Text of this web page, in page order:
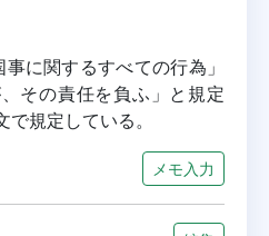
に関するすべての行為」
その責任を負ふ」と規定
規定している。
メモ入力